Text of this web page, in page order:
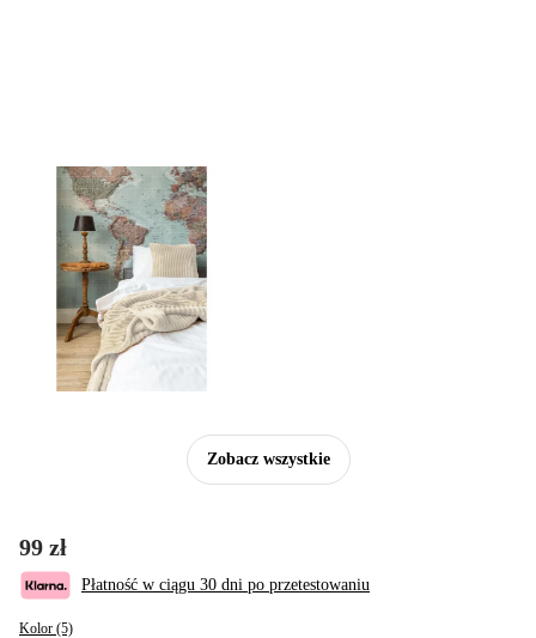
Zobacz wszystkie
99 zł
Płatność w ciągu 30 dni po przetestowaniu
Kolor (5)